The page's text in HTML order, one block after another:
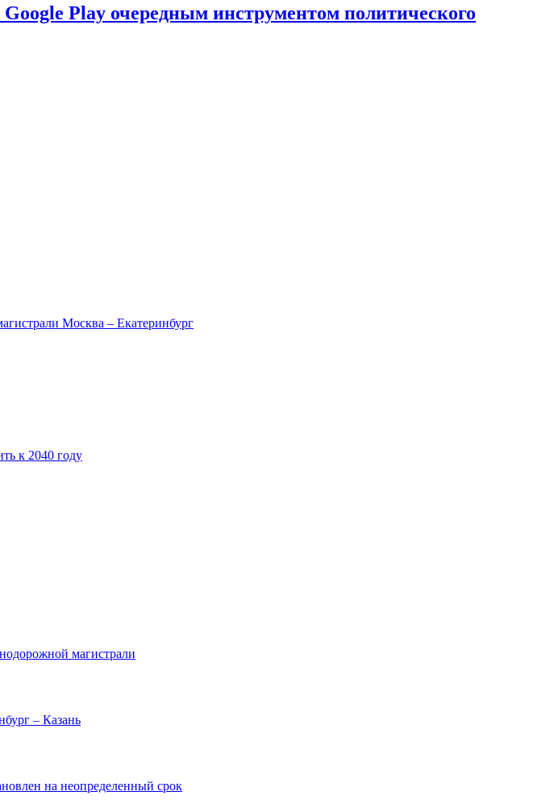
Play очередным инструментом политического
Москва – Екатеринбург
к 2040 году
магистрали
– Казань
на неопределенный срок